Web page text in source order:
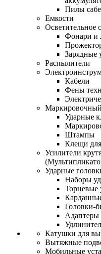
Пилы
Емкости
Осветительное
Фонари и
Зарядные
Распылители
Кабели
Фены
Ударные
Штампы
Клещи
Усилители
Ударные
Наборы
Торцевые
Головки-
Адаптеры
Катушки для
Вытяжные
Мобильные